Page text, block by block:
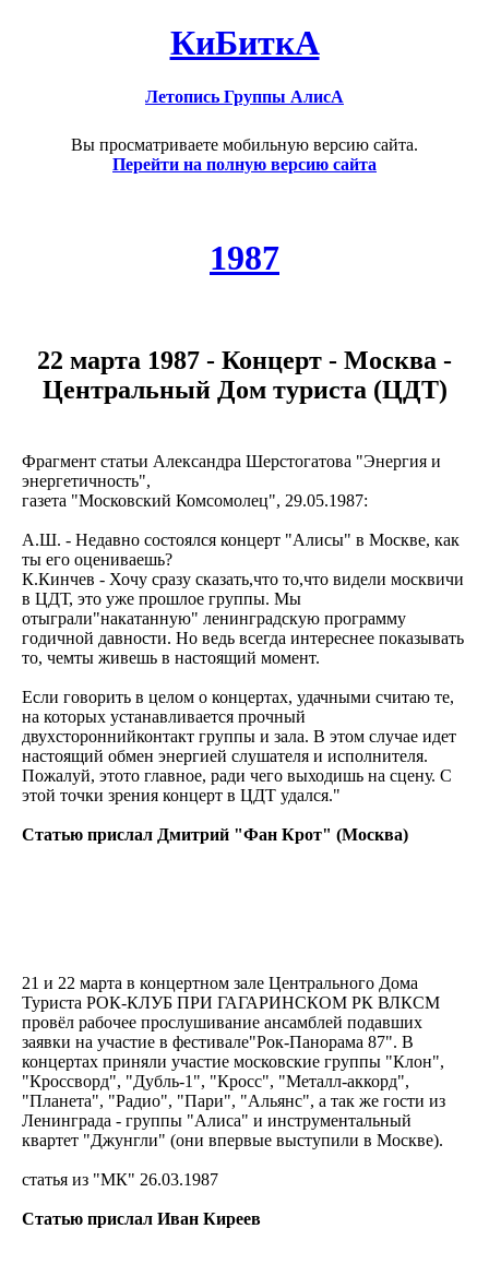
КиБиткА
Летопись Группы АлисА
Вы просматриваете мобильную версию сайта.
Перейти на полную версию сайта
1987
22 марта 1987 - Концерт - Москва -
Центральный Дом туриста (ЦДТ)
Фрагмент статьи Александра Шерстогатова "Энергия и
энергетичность",
газета "Московский Комсомолец", 29.05.1987:
А.Ш. - Недавно состоялся концерт "Алисы" в Москве, как
ты его оцениваешь?
К.Кинчев - Хочу сразу сказать,что то,что видели москвичи
в ЦДТ, это уже прошлое группы. Мы
отыграли"накатанную" ленинградскую программу
годичной давности. Но ведь всегда интереснее показывать
то, чемты живешь в настоящий момент.
Если говорить в целом о концертах, удачными считаю те,
на которых устанавливается прочный
двухстороннийконтакт группы и зала. В этом случае идет
настоящий обмен энергией слушателя и исполнителя.
Пожалуй, этото главное, ради чего выходишь на сцену. С
этой точки зрения концерт в ЦДТ удался."
Статью прислал Дмитрий "Фан Крот" (Москва)
21 и 22 марта в концертном зале Центрального Дома
Туриста РОК-КЛУБ ПРИ ГАГАРИНСКОМ РК ВЛКСМ
провёл рабочее прослушивание ансамблей подавших
заявки на участие в фестивале"Рок-Панорама 87". В
концертах приняли участие московские группы "Клон",
"Кроссворд", "Дубль-1", "Кросс", "Металл-аккорд",
"Планета", "Радио", "Пари", "Альянс", а так же гости из
Ленинграда - группы "Алиса" и инструментальный
квартет "Джунгли" (они впервые выступили в Москве).
статья из "МК" 26.03.1987
Статью прислал Иван Киреев